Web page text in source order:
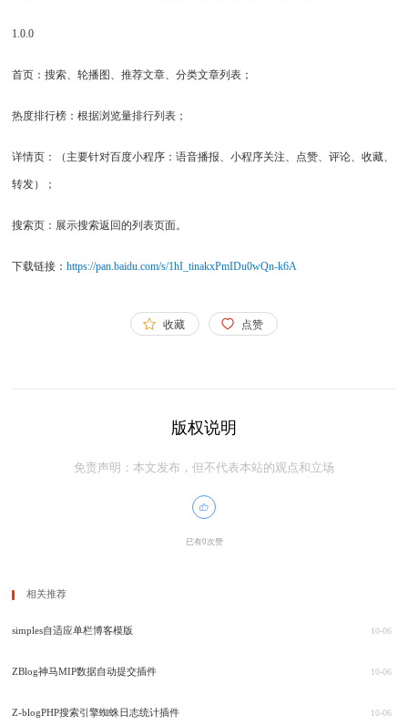
1.0.0
首页：搜索、轮播图、推荐文章、分类文章列表；
热度排行榜：根据浏览量排行列表；
详情页：（主要针对百度小程序：语音播报、小程序关注、点赞、评论、收藏、
转发）；
搜索页：展示搜索返回的列表页面。
下载链接： https://pan.baidu.com/s/1hI_tinakxPmIDu0wQn-k6A
收藏 点赞
版权说明
免责声明：本文发布，但不代表本站的观点和立场
已有0次赞
相关推荐
10-06
simples自适应单栏博客模版
10-06
ZBlog神马MIP数据自动提交插件
10-06
Z-blogPHP搜索引擎蜘蛛日志统计插件